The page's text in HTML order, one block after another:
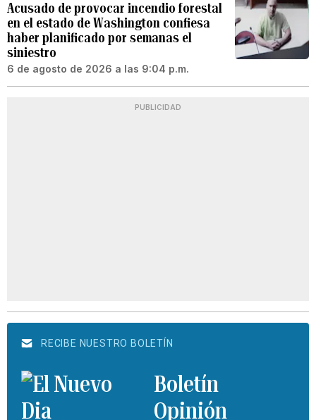
Acusado de provocar incendio forestal
en el estado de Washington confiesa
haber planificado por semanas el
siniestro
6 de agosto de 2026 a las 9:04 p.m.
PUBLICIDAD
RECIBE NUESTRO BOLETÍN
Boletín
Opinión